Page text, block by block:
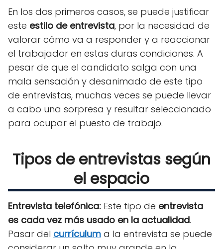
En los dos primeros casos, se puede justificar
este estilo de entrevista, por la necesidad de
valorar cómo va a responder y a reaccionar
el trabajador en estas duras condiciones. A
pesar de que el candidato salga con una
mala sensación y desanimado de este tipo
de entrevistas, muchas veces se puede llevar
a cabo una sorpresa y resultar seleccionado
para ocupar el puesto de trabajo.
Tipos de entrevistas según
el espacio
Entrevista telefónica: Este tipo de entrevista
es cada vez más usado en la actualidad.
Pasar del currículum a la entrevista se puede